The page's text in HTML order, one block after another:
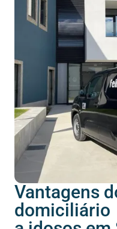
Vantagens
domiciliário